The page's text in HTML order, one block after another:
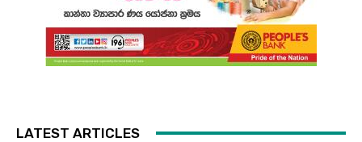
LATEST ARTICLES